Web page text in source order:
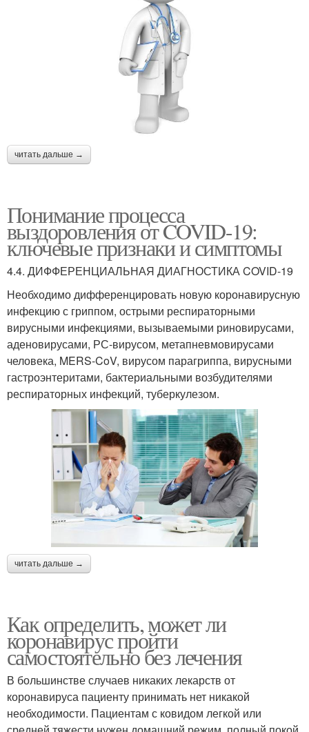
читать дальше →
Понимание процесса
выздоровления от COVID-19:
ключевые признаки и симптомы
4.4. ДИФФЕРЕНЦИАЛЬНАЯ ДИАГНОСТИКА COVID-19
Необходимо дифференцировать новую коронавирусную
инфекцию с гриппом, острыми респираторными
вирусными инфекциями, вызываемыми риновирусами,
аденовирусами, РС-вирусом, метапневмовирусами
человека, MERS-CoV, вирусом парагриппа, вирусными
гастроэнтеритами, бактериальными возбудителями
респираторных инфекций, туберкулезом.
читать дальше →
Как определить, может ли
коронавирус пройти
самостоятельно без лечения
В большинстве случаев никаких лекарств от
коронавируса пациенту принимать нет никакой
необходимости. Пациентам с ковидом легкой или